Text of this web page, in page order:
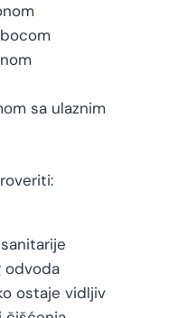
sa ulaznim
odvoda
ostaje vidljiv